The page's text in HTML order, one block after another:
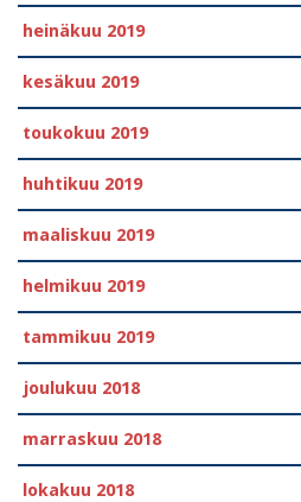
heinäkuu 2019
kesäkuu 2019
toukokuu 2019
huhtikuu 2019
maaliskuu 2019
helmikuu 2019
tammikuu 2019
joulukuu 2018
marraskuu 2018
lokakuu 2018